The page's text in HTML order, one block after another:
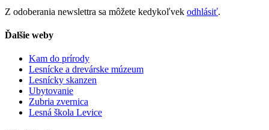
Z odoberania newslettra sa môžete kedykoľvek odhlásiť.
Ďalšie weby
Kam do prírody
Lesnícke a drevárske múzeum
Lesnícky skanzen
Ubytovanie
Zubria zvernica
Lesná škola Levice